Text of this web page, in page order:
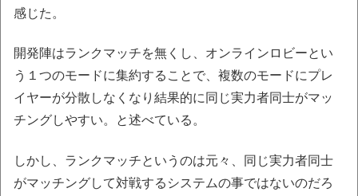
感じた。
開発陣はランクマッチを無くし、オンラインロビーとい
う１つのモードに集約することで、複数のモードにプレ
イヤーが分散しなくなり結果的に同じ実力者同士がマッ
チングしやすい。と述べている。
しかし、ランクマッチというのは元々、同じ実力者同士
がマッチングして対戦するシステムの事ではないのだろ